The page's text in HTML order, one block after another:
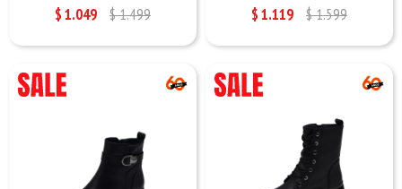
$1.049 $1.499 $1.119 $1.599